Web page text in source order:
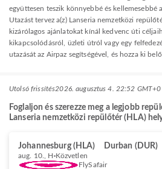
együttesen teszik könnyebbé és kellemesebbé
Utazást tervez a(z) Lanseria nemzetközi
kizárólagos ajánlatokat kínál kedvenc úti
kikapcsolódásról, üzleti útról vagy egy
utazását az Airpaz segítségével, és hozza ki
Utolsó frissítés2026. augusztus 4. 22:52 GMT+0
Foglaljon és szerezze meg a legjobb
Lanseria nemzetközi repülőtér (HLA)
Johannesburg (HLA) Durban (DUR)
aug. 10., H Közvetlen
FlySafair